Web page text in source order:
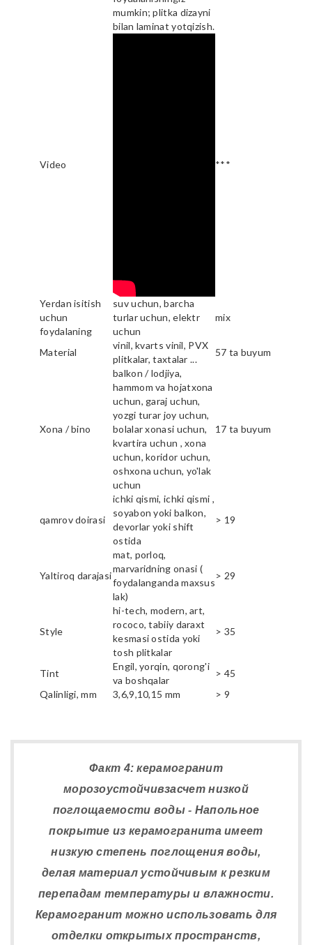
mumkin; plitka dizayni
bilan laminat yotqizish.
Video ***
Yerdan isitish
uchun
foydalaning
suv uchun, barcha
turlar uchun, elektr
uchun
mix
Material
vinil, kvarts vinil, PVX
plitkalar, taxtalar ...
57 ta buyum
Xona / bino
balkon / lodjiya,
hammom va hojatxona
uchun, garaj uchun,
yozgi turar joy uchun,
bolalar xonasi uchun,
kvartira uchun , xona
uchun, koridor uchun,
oshxona uchun, yo'lak
uchun
17 ta buyum
qamrov doirasi
ichki qismi, ichki qismi ,
soyabon yoki balkon,
devorlar yoki shift
ostida
> 19
Yaltiroq darajasi
mat, porloq,
marvaridning onasi (
foydalanganda maxsus
lak)
> 29
Style
hi-tech, modern, art,
rococo, tabiiy daraxt
kesmasi ostida yoki
tosh plitkalar
> 35
Tint
Engil, yorqin, qorong'i
va boshqalar
> 45
Qalinligi, mm
3,6,9,10,15 mm > 9
Факт 4: керамогранит
морозоустойчивзасчет низкой
поглощаемости воды - Напольное
покрытие из керамогранита имеет
низкую степень поглощения воды,
делая материал устойчивым к резким
перепадам температуры и влажности.
Керамогранит можно использовать для
отделки открытых пространств,